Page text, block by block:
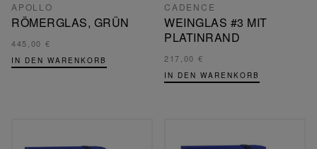
APOLLO
RÖMERGLAS, GRÜN
445,00 €
IN DEN WARENKORB
CADENCE
WEINGLAS #3 MIT
PLATINRAND
217,00 €
IN DEN WARENKORB